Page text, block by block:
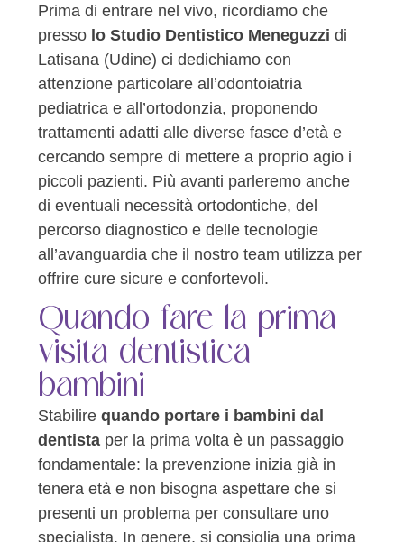
Prima di entrare nel vivo, ricordiamo che
presso lo Studio Dentistico Meneguzzi di
Latisana (Udine) ci dedichiamo con
attenzione particolare all’odontoiatria
pediatrica e all’ortodonzia, proponendo
trattamenti adatti alle diverse fasce d’età e
cercando sempre di mettere a proprio agio i
piccoli pazienti. Più avanti parleremo anche
di eventuali necessità ortodontiche, del
percorso diagnostico e delle tecnologie
all’avanguardia che il nostro team utilizza per
offrire cure sicure e confortevoli.
Quando fare la prima
visita dentistica
bambini
Stabilire quando portare i bambini dal
dentista per la prima volta è un passaggio
fondamentale: la prevenzione inizia già in
tenera età e non bisogna aspettare che si
presenti un problema per consultare uno
specialista. In genere, si consiglia una prima